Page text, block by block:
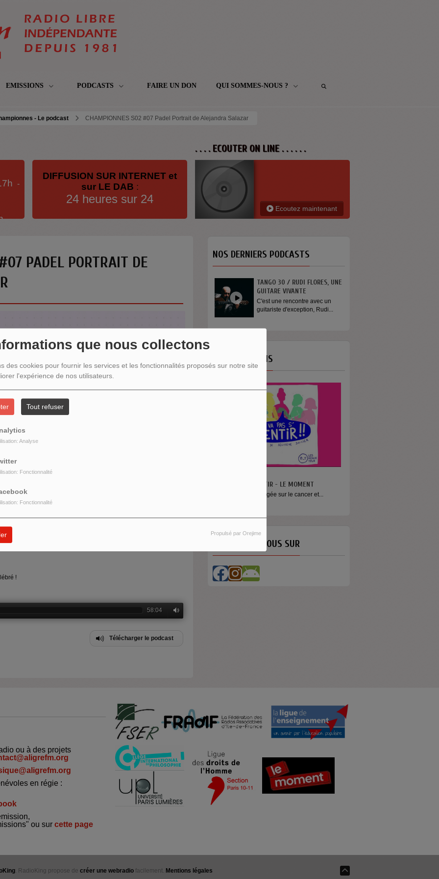
que nous collectons
des cookies pour fournir les services et les fonctionnalités proposés sur notre site
l'expérience de nos utilisateurs.
Tout refuser
Analyse
Fonctionnalité
Fonctionnalité
Propulsé par Orejime
EMISSIONS PODCASTS FAIRE UN DON QUI SOMMES-NOUS ?
- Le podcast CHAMPIONNES S02 #07 Padel Portrait de Alejandra Salazar
-
DIFFUSION SUR INTERNET et
sur LE DAB :
24 heures sur 24
. . . . ECOUTER ON LINE . . . . . .
Ecoutez maintenant
PADEL PORTRAIT DE
de Légendes du sport Féminin.
échangeons avec des invitées inspirantes, qui partagent leurs
pour célébrer le talent et la détermination des sportives d’hier
!
58:04
Télécharger le podcast
NOS DERNIERS PODCASTS
TANGO 30 / RUDI FLORES, UNE
GUITARE VIVANTE
C'est une rencontre avec un
guitariste d'exception, Rudi...
NOS ÉMISSIONS
ON VA PAS S’MENTIR - LE MOMENT
Une émission engagée sur le cancer et...
RETROUVEZ-NOUS SUR
ou à des projets
en régie :
ou sur cette page
. RadioKing propose de créer une webradio facilement. Mentions légales